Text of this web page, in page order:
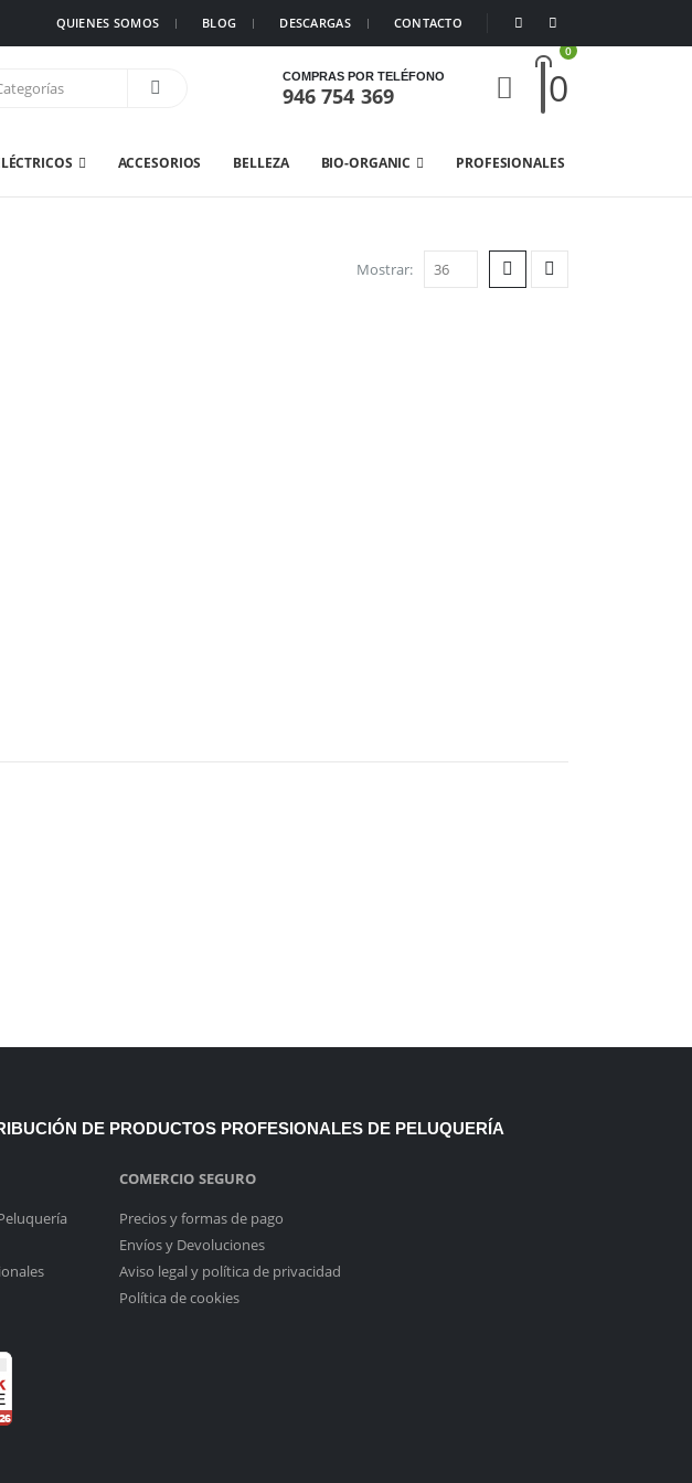
QUIENES SOMOS BLOG DESCARGAS CONTACTO
COMPRAS POR TELÉFONO
946 754 369
0
0
ACCESORIOS BELLEZA BIO-ORGANIC PROFESIONALES
Mostrar:
DE PRODUCTOS PROFESIONALES DE PELUQUERÍA
COMERCIO SEGURO
Precios y formas de pago
Envíos y Devoluciones
Aviso legal y política de privacidad
Política de cookies